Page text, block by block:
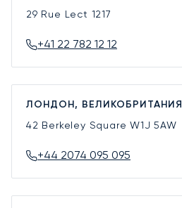
29 Rue Lect 1217
+41 22 782 12 12
ЛОНДОН, ВЕЛИКОБРИТАНИЯ
42 Berkeley SquareW1J 5AW
+44 2074 095 095